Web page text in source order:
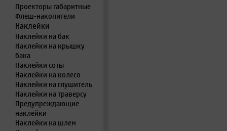
Проекторы габаритные
Флеш-накопители
Наклейки
Наклейки на бак
Наклейки на крышку
бака
Наклейки соты
Наклейки на колесо
Наклейки на глушитель
Наклейки на траверсу
Предупреждающие
наклейки
Наклейки на шлем